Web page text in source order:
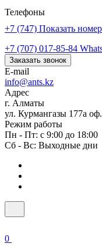
Телефоны
+7 (747) Показать номер
+7 (707) 017-85-84
Заказать звонок
E-mail
info@ants.kz
Адрес
г. Алматы
ул. Курмангазы 177а
Режим работы
Пн - Пт: с 9:00 до 18:00
Сб - Вс: Выходные дни
0